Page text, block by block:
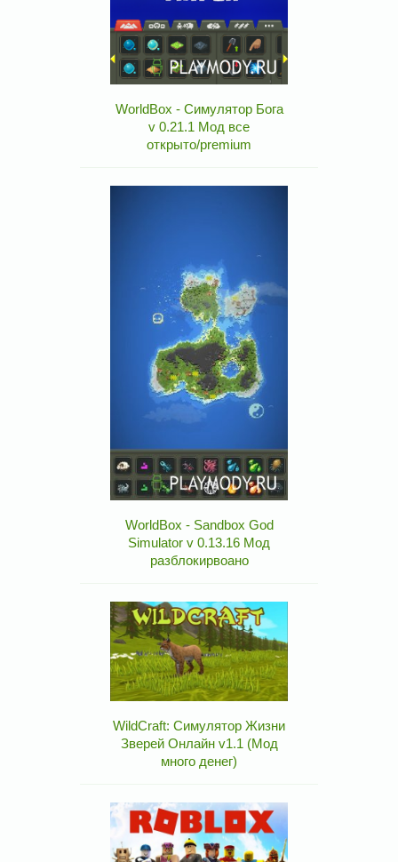
WorldBox - Симулятор Бога
v 0.21.1 Мод все
открыто/premium
WorldBox - Sandbox God
Simulator v 0.13.16 Мод
разблокирвоано
WildCraft: Симулятор Жизни
Зверей Онлайн v1.1 (Мод
много денег)